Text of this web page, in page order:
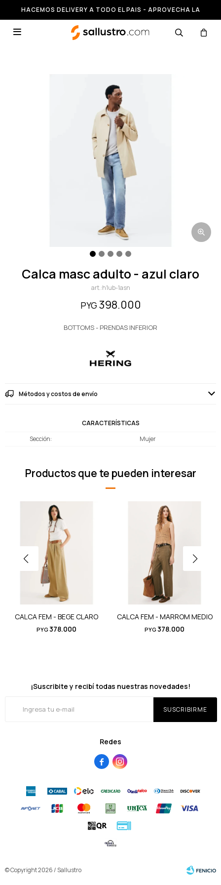
HACEMOS DELIVERY A TODO EL PAIS - APROVECHA LA
RUNNING HASTA 50% OFF

calca masc adulto - azul claro
h1ub-1asn
PYG 398.000
BOTTOMS - PRENDAS INFERIOR
Métodos y costos de envío
CARACTERÍSTICAS
Sección
Mujer
Productos que te pueden interesar
CALCA FEM - BEGE CLARO
PYG378.000
CALCA FEM - MARROM MEDIO
PYG378.000
Redes
 
¡Suscribite y recibí todas nuestras novedades!
SUSCRIBIRME
© Copyright 2026 / Sallustro